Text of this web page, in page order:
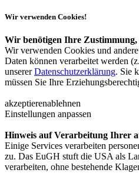
Wir verwenden Cookies!
Wir benötigen Ihre Zustimmung,
Wir verwenden Cookies und
Daten können verarbeitet werden
unsererDatenschutzerklärung. Sie
müssen Sie Ihre
akzeptierenablehnen
Einstellungen anpassen
Hinweis auf Verarbeitung Ihrer
Einige Services verarbeiten
zu. Das EuGH stuft die USA als
verarbeiten, ohne bestehende